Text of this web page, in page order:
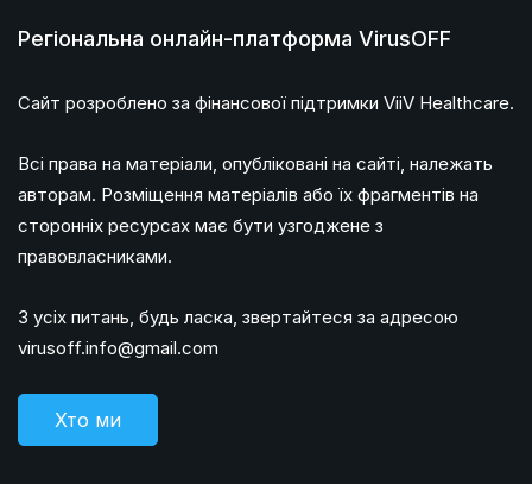
Регіональна онлайн-платформа VirusOFF
Сайт розроблено за фінансової підтримки ViiV Healthcare.
Всі права на матеріали, опубліковані на сайті, належать
авторам. Розміщення матеріалів або їх фрагментів на
сторонніх ресурсах має бути узгоджене з
правовласниками.
З усіх питань, будь ласка, звертайтеся за адресою
virusoff.info@gmail.com
Хто ми